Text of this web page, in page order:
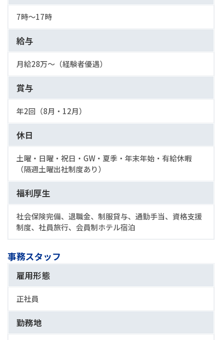
7時〜17時
給与
月給28万〜（経験者優遇）
賞与
年2回（8月・12月）
休日
土曜・日曜・祝日・GW・夏季・年末年始・有給休暇
（隔週土曜出社制度あり）
福利厚生
社会保険完備、退職金、制服貸与、通勤手当、資格支援
制度、社員旅行、会員制ホテル宿泊
事務スタッフ
雇用形態
正社員
勤務地